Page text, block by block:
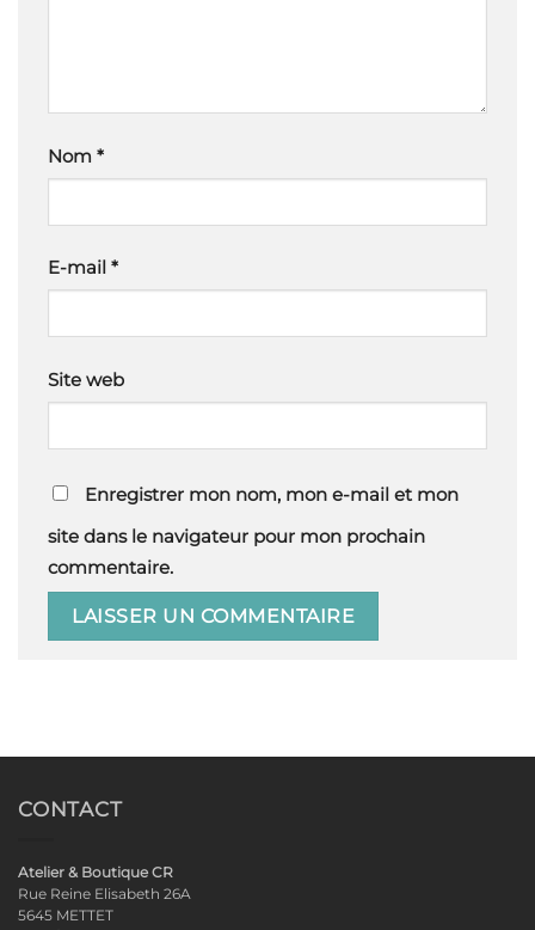
Nom *
E-mail *
Site web
Enregistrer mon nom, mon e-mail et mon
site dans le navigateur pour mon prochain
commentaire.
CONTACT
Atelier & Boutique CR
Rue Reine Elisabeth 26A
5645 METTET